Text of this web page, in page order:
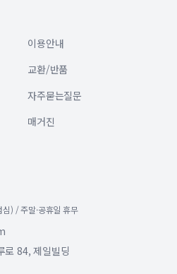
이용안내
교환/반품
자주묻는질문
매거진
) / 주말·공휴일 휴무
로 84, 제일빌딩